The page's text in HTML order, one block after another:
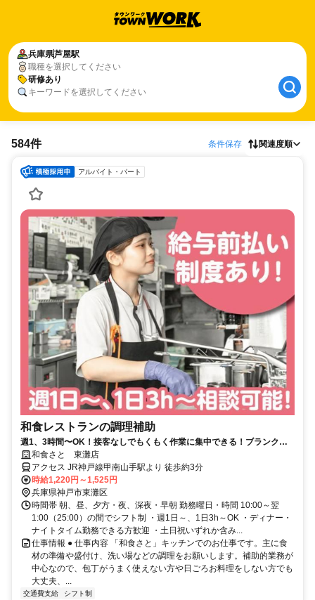
兵庫県芦屋駅
職種を選択してください
研修あり
キーワードを選択してください
584件 条件保存 関連度順
アルバイト・パート
和食レストランの調理補助
週1、3時間〜OK！接客なしでもくもく作業に集中できる！ブランクが
ある主婦（夫）さんも活躍中！
和食さと 東灘店
アクセス JR神戸線甲南山手駅より 徒歩約3分
時給1,220円～1,525円
兵庫県神戸市東灘区
時間帯 朝、昼、夕方・夜、深夜・早朝 勤務曜日・時間 10:00～翌
1:00（25:00）の間でシフト制 ・週1日～、1日3h～OK ・ディナー・
ナイトタイム勤務できる方歓迎 ・土日祝いずれか含み...
仕事情報 ● 仕事内容 「和食さと」キッチンでのお仕事です。主に食
材の準備や盛付け、洗い場などの調理をお願いします。補助的業務が
中心なので、包丁がうまく使えない方や日ごろお料理をしない方でも
大丈夫、...
交通費支給 シフト制